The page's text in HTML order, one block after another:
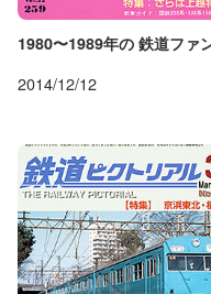
1980〜1989年の 鉄道ファ
2014/12/12